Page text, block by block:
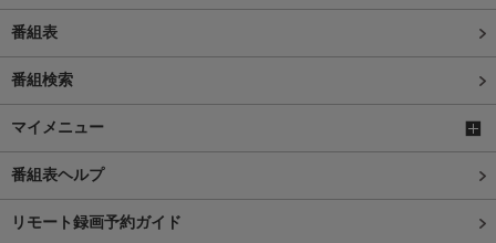
番組表
番組検索
マイメニュー
番組表ヘルプ
リモート録画予約ガイド